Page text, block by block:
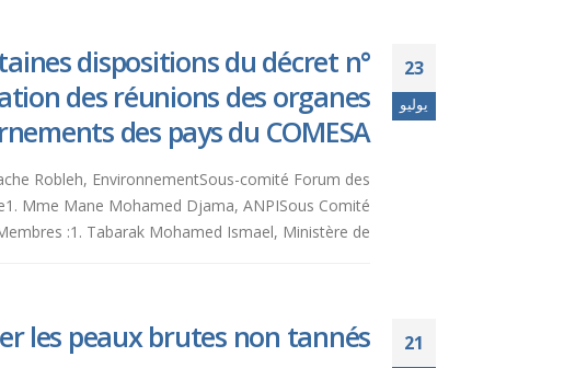
23
يوليو
dispositions du décret n°
des réunions des organes
des pays du COMESA.
Robleh, EnvironnementSous-comité Forum des
Mme Mane Mohamed Djama, ANPISous Comité
:1. Tabarak Mohamed Ismael, Ministère de...
21
les peaux brutes non tannés.